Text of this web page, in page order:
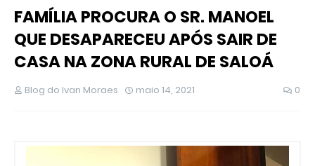
FAMÍLIA PROCURA O SR. MANOEL
QUE DESAPARECEU APÓS SAIR DE
CASA NA ZONA RURAL DE SALOÁ
Blog do Ivan Moraes maio 14, 2021 0